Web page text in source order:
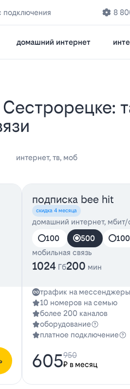
подключения 8
домашний интернет
интернет, тв, моб
подписка bee hit
скидка 4 месяца
домашний интернет, мбит/
100
500
мобильная связь
1024 Гб200 мин
трафик на
10 номеров на семью
более 200 каналов
оборудование
платное подключение
605₽ в месяц
950